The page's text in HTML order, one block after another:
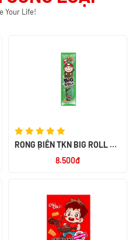
Your Life!
RONG BIỂN TKN BIG ROLL VỊ
TRUYỀN THỐNG 3G - NK THÁI
8.500đ